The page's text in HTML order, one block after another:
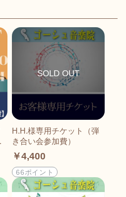
H.H.様専用チケット（弾
き合い会参加費）
￥4,400
66ポイント